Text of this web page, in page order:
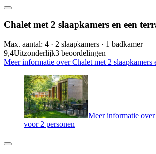
Chalet met 2 slaapkamers en een
Max. aantal: 4 · 2 slaapkamers · 1 badkamer
9,4Uitzonderlijk3 beoordelingen
Meer informatie over Chalet met 2 slaapkamers
Meer informatie
voor 2 personen